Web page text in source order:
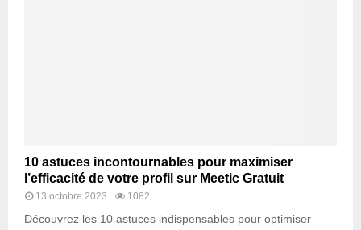
10 astuces incontournables pour maximiser
l’efficacité de votre profil sur Meetic Gratuit
13 octobre 2023 1082
Découvrez les 10 astuces indispensables pour optimiser